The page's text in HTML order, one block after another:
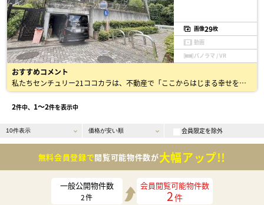
画像29枚
動画
パノラマ / VR
おすすめコメント
私たちセンチュリー21ココカラは、不動産で「ここからはじまる幸せをつくる」というミッションのもと、 地域密着で50年以上にわたり、お住まい探しをサポートしてきました。 不動産のプロとして、戸建・…
2件中、 1〜2件を表示中
会員限定を除外
無料会員登録で閲覧可能物件数が大幅アップ!!
一般公開物件数
2件
会員閲覧可能物件数
2件